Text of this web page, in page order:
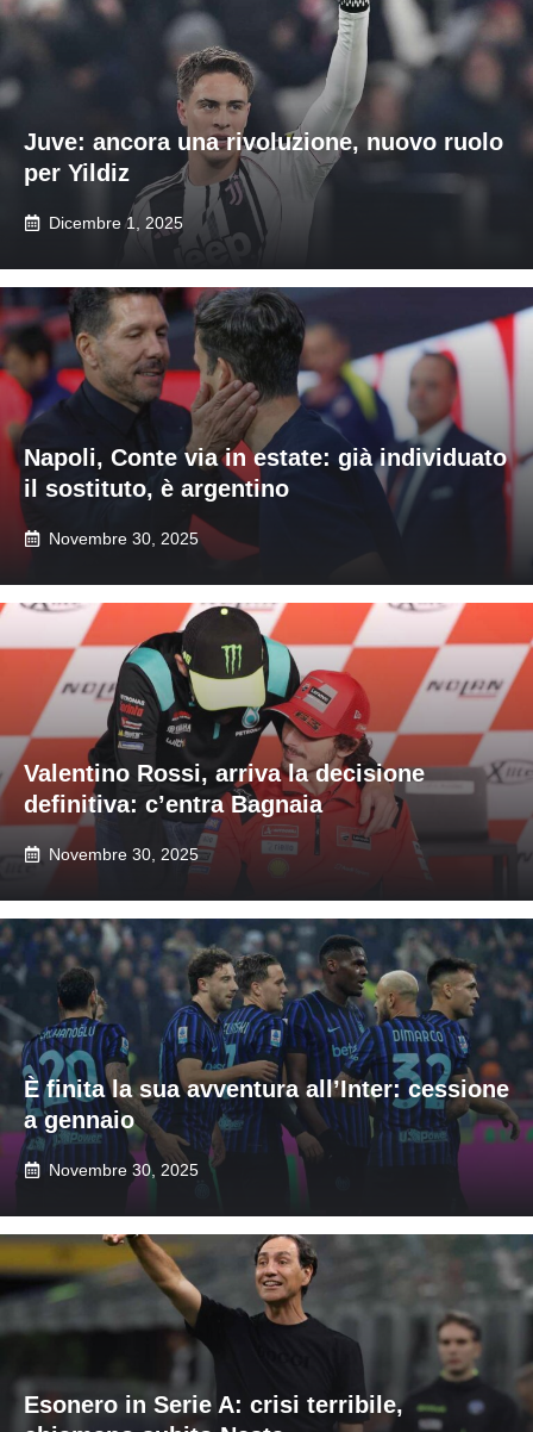
Juve: ancora una rivoluzione, nuovo ruolo
per Yildiz
Dicembre 1, 2025
Napoli, Conte via in estate: già individuato
il sostituto, è argentino
Novembre 30, 2025
Valentino Rossi, arriva la decisione
definitiva: c’entra Bagnaia
Novembre 30, 2025
È finita la sua avventura all’Inter: cessione
a gennaio
Novembre 30, 2025
Esonero in Serie A: crisi terribile,